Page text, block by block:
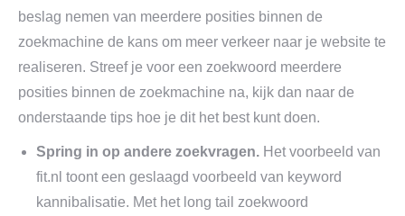
beslag nemen van meerdere posities binnen de
zoekmachine de kans om meer verkeer naar je website te
realiseren. Streef je voor een zoekwoord meerdere
posities binnen de zoekmachine na, kijk dan naar de
onderstaande tips hoe je dit het best kunt doen.
Spring in op andere zoekvragen. Het voorbeeld van
fit.nl toont een geslaagd voorbeeld van keyword
kannibalisatie. Met het long tail zoekwoord